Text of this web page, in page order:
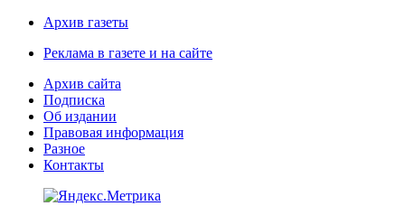
Архив газеты
Реклама в газете и на сайте
Архив сайта
Подписка
Об издании
Правовая информация
Разное
Контакты